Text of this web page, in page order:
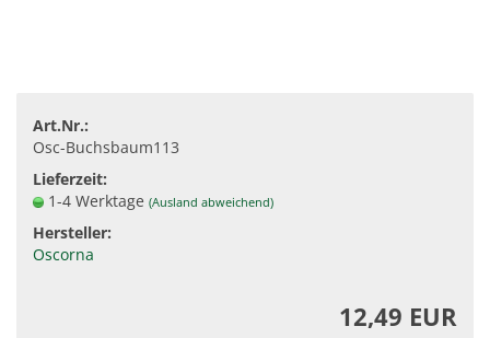
Art.Nr.:
Osc-Buchsbaum113
Lieferzeit:
1-4 Werktage (Ausland abweichend)
Hersteller:
Oscorna
12,49 EUR